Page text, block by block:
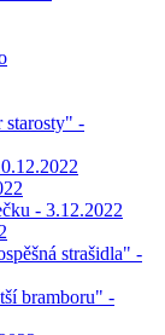
starosty" -
- 3.12.2022
strašidla" -
bramboru" -